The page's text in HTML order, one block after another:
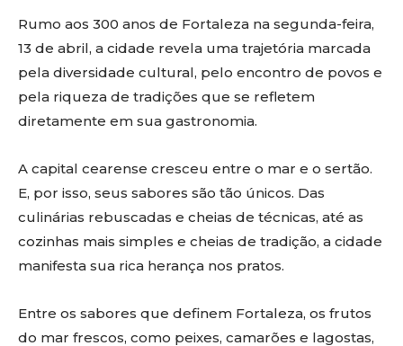
Rumo aos 300 anos de Fortaleza na segunda-feira,
13 de abril, a cidade revela uma trajetória marcada
pela diversidade cultural, pelo encontro de povos e
pela riqueza de tradições que se refletem
diretamente em sua gastronomia.
A capital cearense cresceu entre o mar e o sertão.
E, por isso, seus sabores são tão únicos. Das
culinárias rebuscadas e cheias de técnicas, até as
cozinhas mais simples e cheias de tradição, a cidade
manifesta sua rica herança nos pratos.
Entre os sabores que definem Fortaleza, os frutos
do mar frescos, como peixes, camarões e lagostas,